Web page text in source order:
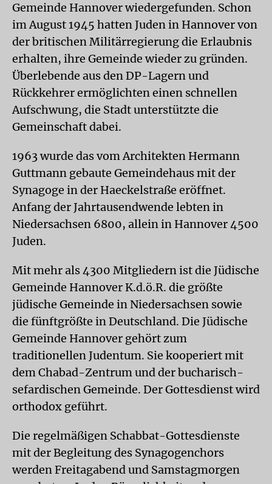
Gemeinde Hannover wiedergefunden. Schon
im August 1945 hatten Juden in Hannover von
der britischen Militärregierung die Erlaubnis
erhalten, ihre Gemeinde wieder zu gründen.
Überlebende aus den DP-Lagern und
Rückkehrer ermöglichten einen schnellen
Aufschwung, die Stadt unterstützte die
Gemeinschaft dabei.
1963 wurde das vom Architekten Hermann
Guttmann gebaute Gemeindehaus mit der
Synagoge in der Haeckelstraße eröffnet.
Anfang der Jahrtausendwende lebten in
Niedersachsen 6800, allein in Hannover 4500
Juden.
Mit mehr als 4300 Mitgliedern ist die Jüdische
Gemeinde Hannover K.d.ö.R. die größte
jüdische Gemeinde in Niedersachsen sowie
die fünftgrößte in Deutschland. Die Jüdische
Gemeinde Hannover gehört zum
traditionellen Judentum. Sie kooperiert mit
dem Chabad-Zentrum und der bucharisch-
sefardischen Gemeinde. Der Gottesdienst wird
orthodox geführt.
Die regelmäßigen Schabbat-Gottesdienste
mit der Begleitung des Synagogenchors
werden Freitagabend und Samstagmorgen